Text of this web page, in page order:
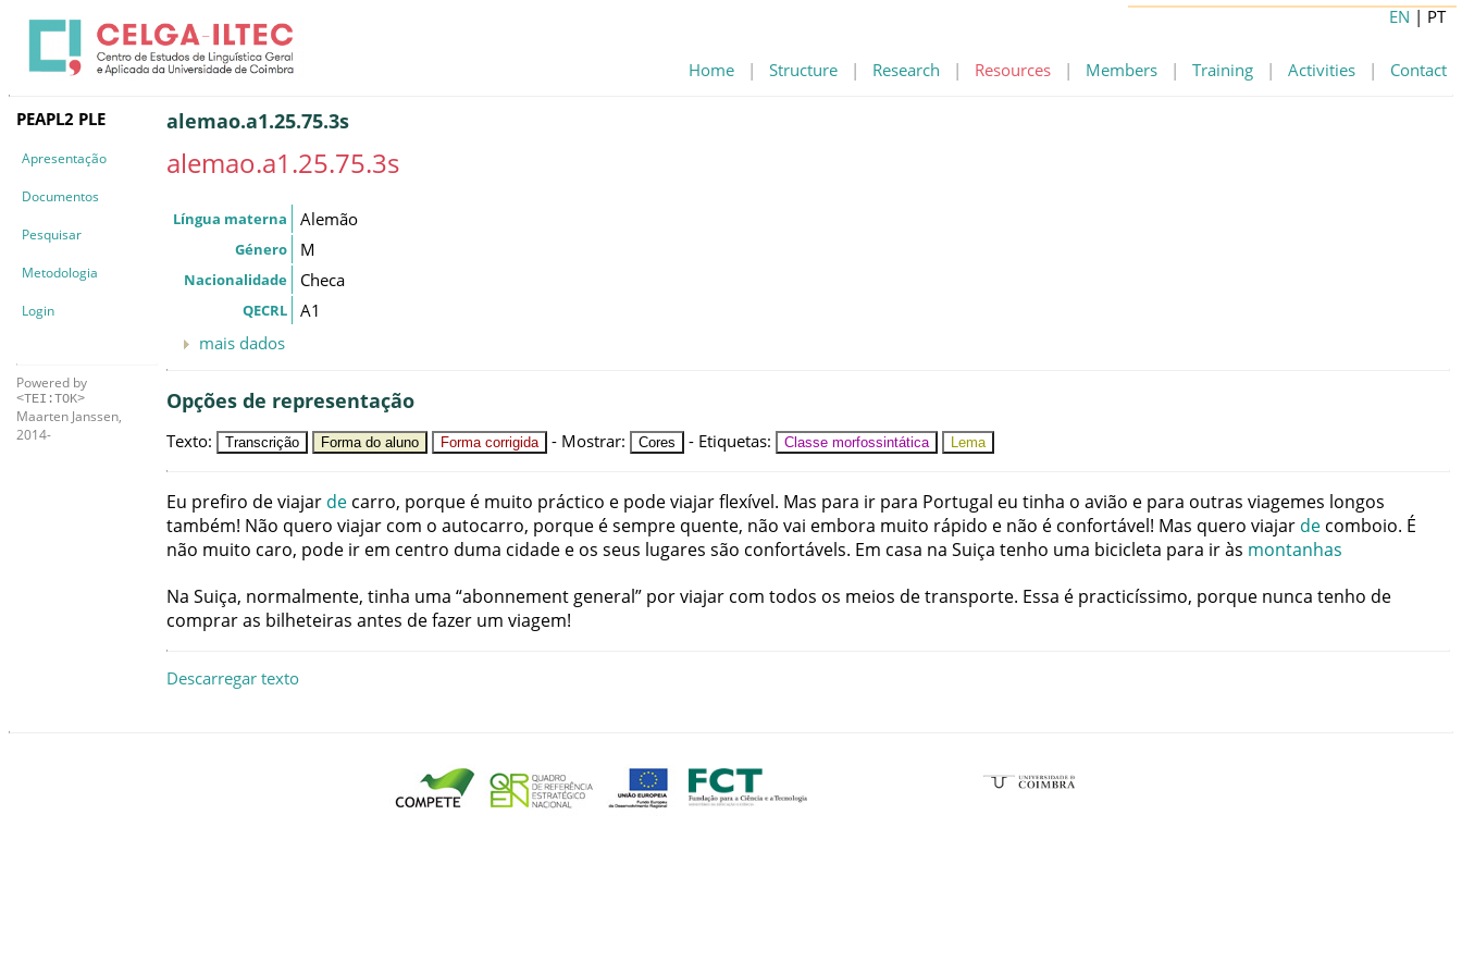
Home | Structure | Research | Resources | Members | Training | Activities | Contact
EN | PT
PEAPL2 PLE
Apresentação
Documentos
Pesquisar
Metodologia
Login
Powered by
<TEI:TOK>
Maarten Janssen,
2014-
alemao.a1.25.75.3s
alemao.a1.25.75.3s
Língua materna Alemão
Género M
Nacionalidade Checa
QECRL
A1
mais dados
Opções de representação
Texto: Transcrição Forma do aluno Forma corrigida - Mostrar: Cores - Etiquetas: Classe morfossintática Lema
Eu prefiro deviajar de carro, porque é muito práctico e podeviajarflexível. Mas para ir para Portugal eu tinha o avião e para outras viagemes longos
também! Não quero viajar com o autocarro, porque ésempre quente, não vai embora muito rápido e não é confortável! Mas quero viajar de comboio. É
não muito caro, pode ir em centro duma cidade e os seus lugares são confortávels. Em casa na Suiça tenho uma bicicleta para iràs montanhas
Na Suiça, normalmente, tinha uma “abonnement general” porviajar com todos os meios detransporte. Essa é practicíssimo, porque nunca tenho de
compraras bilheteiras antes defazer um viagem!
Descarregar texto